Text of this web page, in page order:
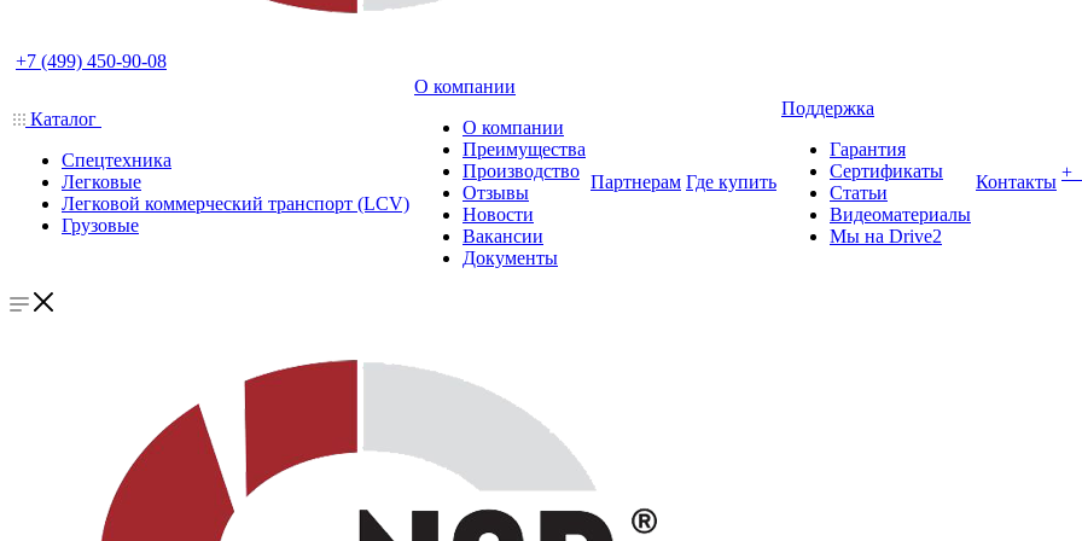
+7 (499) 450-90-08
Каталог
Спецтехника
Легковые
Легковой коммерческий транспорт (LCV)
Грузовые
О компании
О компании
Преимущества
Производство
Отзывы
Новости
Вакансии
Документы
Партнерам Где купить
Поддержка
Гарантия
Сертификаты
Статьи
Видеоматериалы
Мы на Drive2
Контакты +